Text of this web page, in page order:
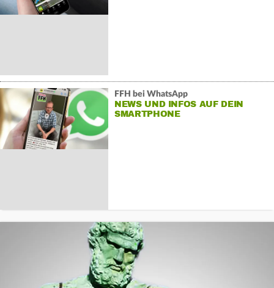
FFH bei WhatsApp
NEWS UND INFOS AUF DEIN
SMARTPHONE